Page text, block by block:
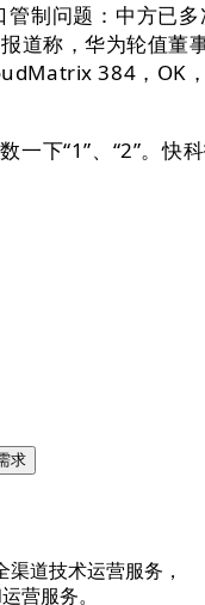
问题：中方已
称，华为轮值
384，
“1”、“2”。快
道技术运营服务，
营服务。